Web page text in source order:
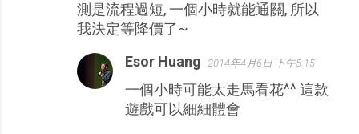
測是流程過短, 一個小時就能通關, 所以
我決定等降價了~
Esor Huang 2014年4月6日 下午5:15
一個小時可能太走馬看花^^ 這款
遊戲可以細細體會